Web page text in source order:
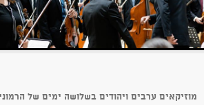
מוזיקאים ערבים ויהודים בשלושה ימים של